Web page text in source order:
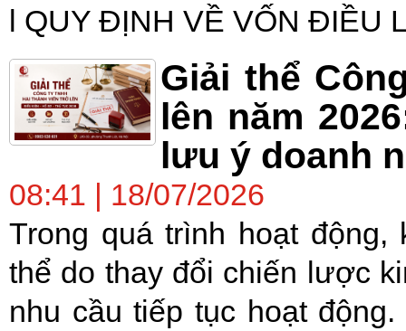
l QUY ĐỊNH VỀ VỐN ĐIỀU
Giải thể
lên năm
lưu ý doanh
08:41 | 18/07/2026
Trong quá trình hoạt
thể do thay đổi chiến lược
nhu cầu tiếp tục hoạt